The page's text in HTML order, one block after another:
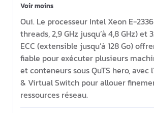
Voir moins
Oui. Le processeur Intel Xeon E-
threads, 2,9 GHz jusqu’à 4,8 GHz) et
ECC (extensible jusqu’à 128 Go)
fiable pour exécuter plusieurs
et conteneurs sous QuTS hero, avec
& Virtual Switch pour allouer
ressources réseau.